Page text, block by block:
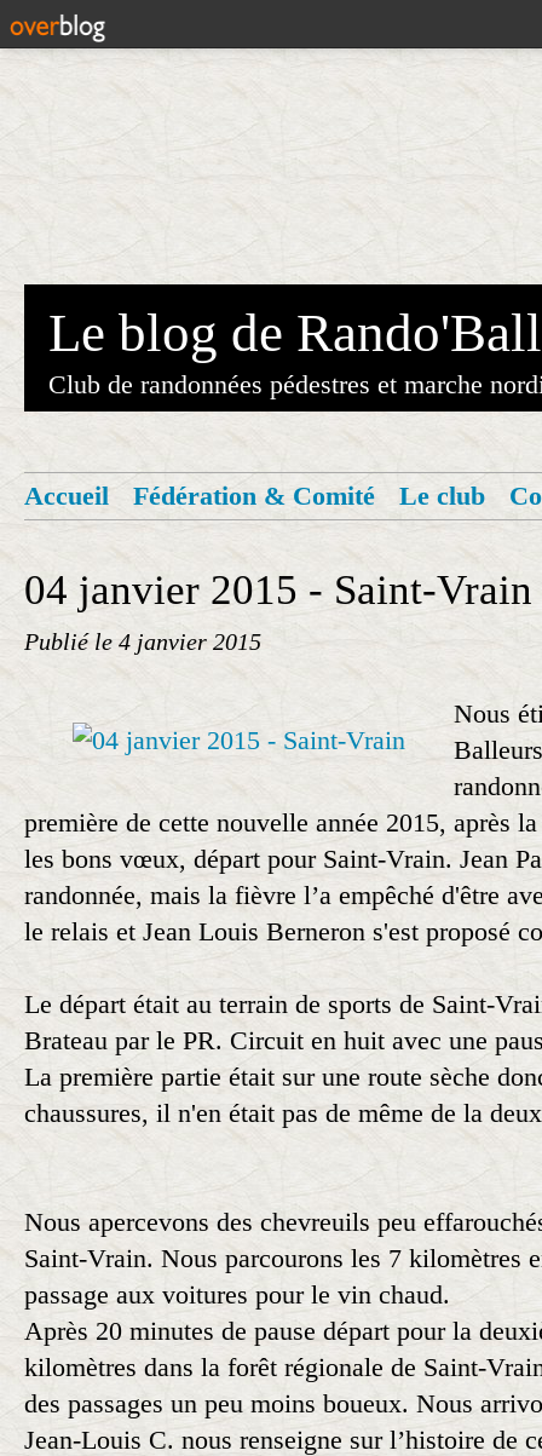
Le blog de Rando'Ball
Club de randonnées pédestres et marche
Accueil Fédération & Comité Le club
04 janvier 2015 - Saint-Vrain
Publié le 4 janvier 2015
Nous
première de cette nouvelle année 2015, après
les bons vœux, départ pour Saint-Vrain. Jean
randonnée, mais la fièvre l’a empêché d'être
le relais et Jean Louis Berneron s'est proposé
Le départ était au terrain de sports de Saint-
Brateau par le PR. Circuit en huit avec une
La première partie était sur une route sèche
chaussures, il n'en était pas de même de la
Nous apercevons des chevreuils peu
Saint-Vrain. Nous parcourons les 7 kilomètres
passage aux voitures pour le vin chaud.
Après 20 minutes de pause départ pour la
kilomètres dans la forêt régionale de Saint-
des passages un peu moins boueux. Nous
Jean-Louis C. nous renseigne sur l’histoire de